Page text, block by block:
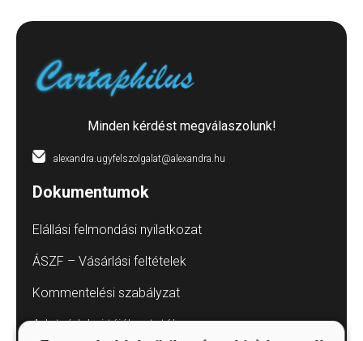
Minden kérdést megválaszolunk!
alexandra.ugyfelszolgalat@alexandra.hu
Dokumentumok
Elállási felmondási nyilatkozat
ÁSZF – Vásárlási feltételek
Kommentelési szabályzat
Adatvédelmi tájékoztatók